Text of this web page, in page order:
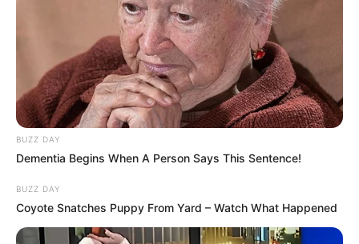
BUZZ DAY
Dementia Begins When A Person Says This Sentence!
BUZZ DAY
Coyote Snatches Puppy From Yard – Watch What Happened